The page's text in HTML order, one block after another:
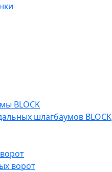
BLOCK
шлагбаумов BLOCK
ворот